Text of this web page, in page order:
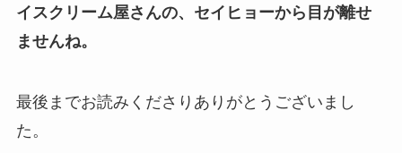
イスクリーム屋さんの、セイヒョーから目が離せ
ませんね。
最後までお読みくださりありがとうございまし
た。